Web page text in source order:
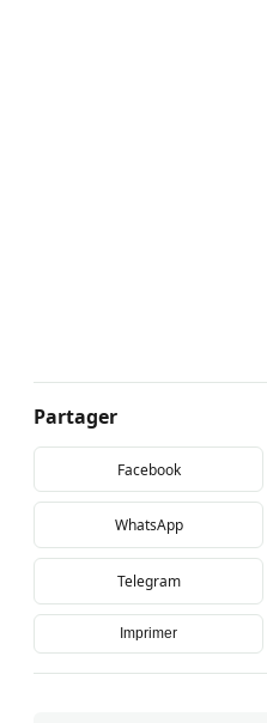
Partager
Facebook
WhatsApp
Telegram
Imprimer